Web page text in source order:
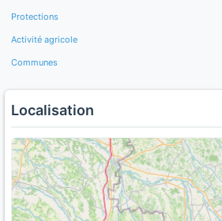
Protections
Activité agricole
Communes
Localisation